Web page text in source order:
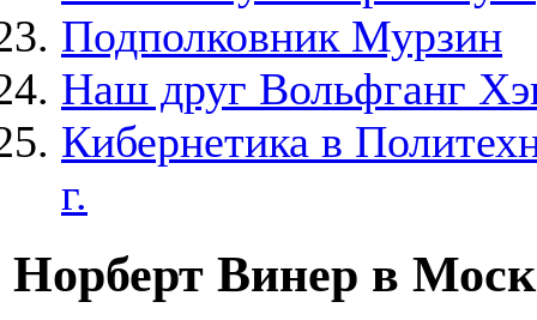
Подполковник Мурзин
Наш друг Вольфганг
Кибернетика в
г.
Норберт Винер в